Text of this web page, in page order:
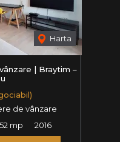
Harta
| Braytim –
de vânzare
52 mp 2016